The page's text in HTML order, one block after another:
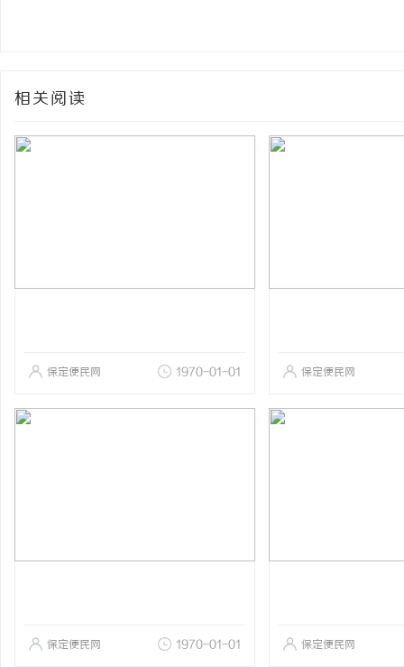
相关阅读
保定便民网 1970-01-01 保定便民网
保定便民网 1970-01-01 保定便民网